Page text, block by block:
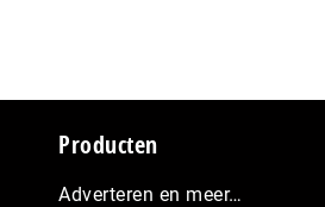
Producten
Adverteren en meer…